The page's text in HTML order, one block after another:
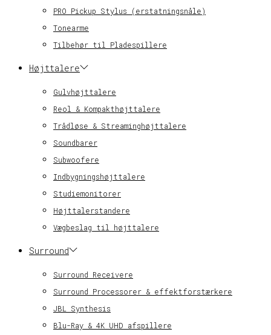
PRO Pickup Stylus (erstatningsnåle)
Tonearme
Tilbehør til Pladespillere
Højttalere
Gulvhøjttalere
Reol & Kompakthøjttalere
Trådløse & Streaminghøjttalere
Soundbarer
Subwoofere
Indbygningshøjttalere
Studiemonitorer
Højttalerstandere
Vægbeslag til højttalere
Surround
Surround Receivere
Surround Processorer & effektforstærkere
JBL Synthesis
Blu-Ray & 4K UHD afspillere